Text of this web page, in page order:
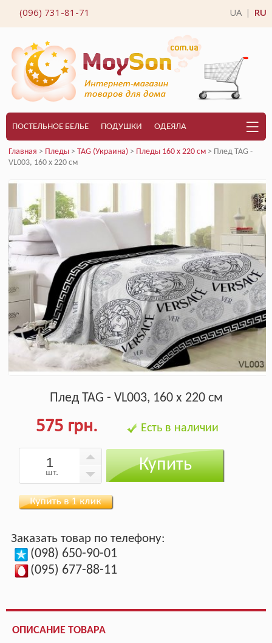
(096) 731-81-71 UA RU
ПОСТЕЛЬНОЕ БЕЛЬЕ ПОДУШКИ ОДЕЯЛА
Главная > Пледы > TAG (Украина) > Пледы 160 x 220 см > Плед TAG -
VL003, 160 х 220 см
Плед TAG - VL003, 160 х 220 см
575 грн. Есть в наличии
шт. Купить
Заказать товар по телефону:
(098) 650-90-01
(095) 677-88-11
ОПИСАНИЕ ТОВАРА